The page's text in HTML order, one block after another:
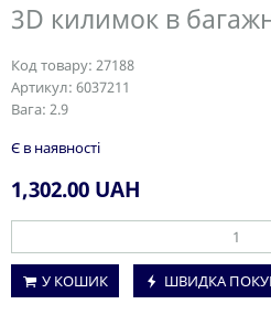
3D килимок в
Код товару: 27188
Артикул: 6037211
Вага: 2.9
Є в наявності
1,302.00 UAH
У КОШИК
ШВИДКА